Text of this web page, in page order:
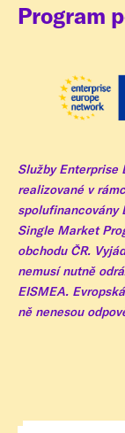
Program
Služby Enterprise
realizované v
spolufinancovány
Single Market
obchodu ČR.
nemusí nutně
EISMEA.
ně nenesou